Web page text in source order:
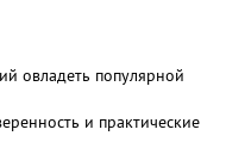
овладеть популярной
и практические